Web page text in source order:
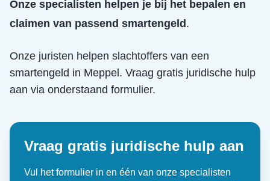
Onze specialisten helpen je bij het bepalen en
claimen van passend smartengeld .
Onze juristen helpen slachtoffers van een
smartengeld in Meppel . Vraag gratis juridische hulp
aan via onderstaand formulier.
Vraag gratis juridische hulp aan
Vul het formulier in en één van onze specialisten